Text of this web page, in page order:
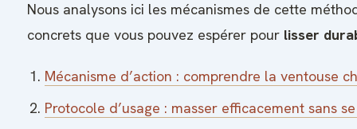
Nous analysons ici les mécanismes de cette
concrets que vous pouvez espérer pour lisser
Mécanisme d’action : comprendre la ventouse
Protocole d’usage : masser efficacement sans